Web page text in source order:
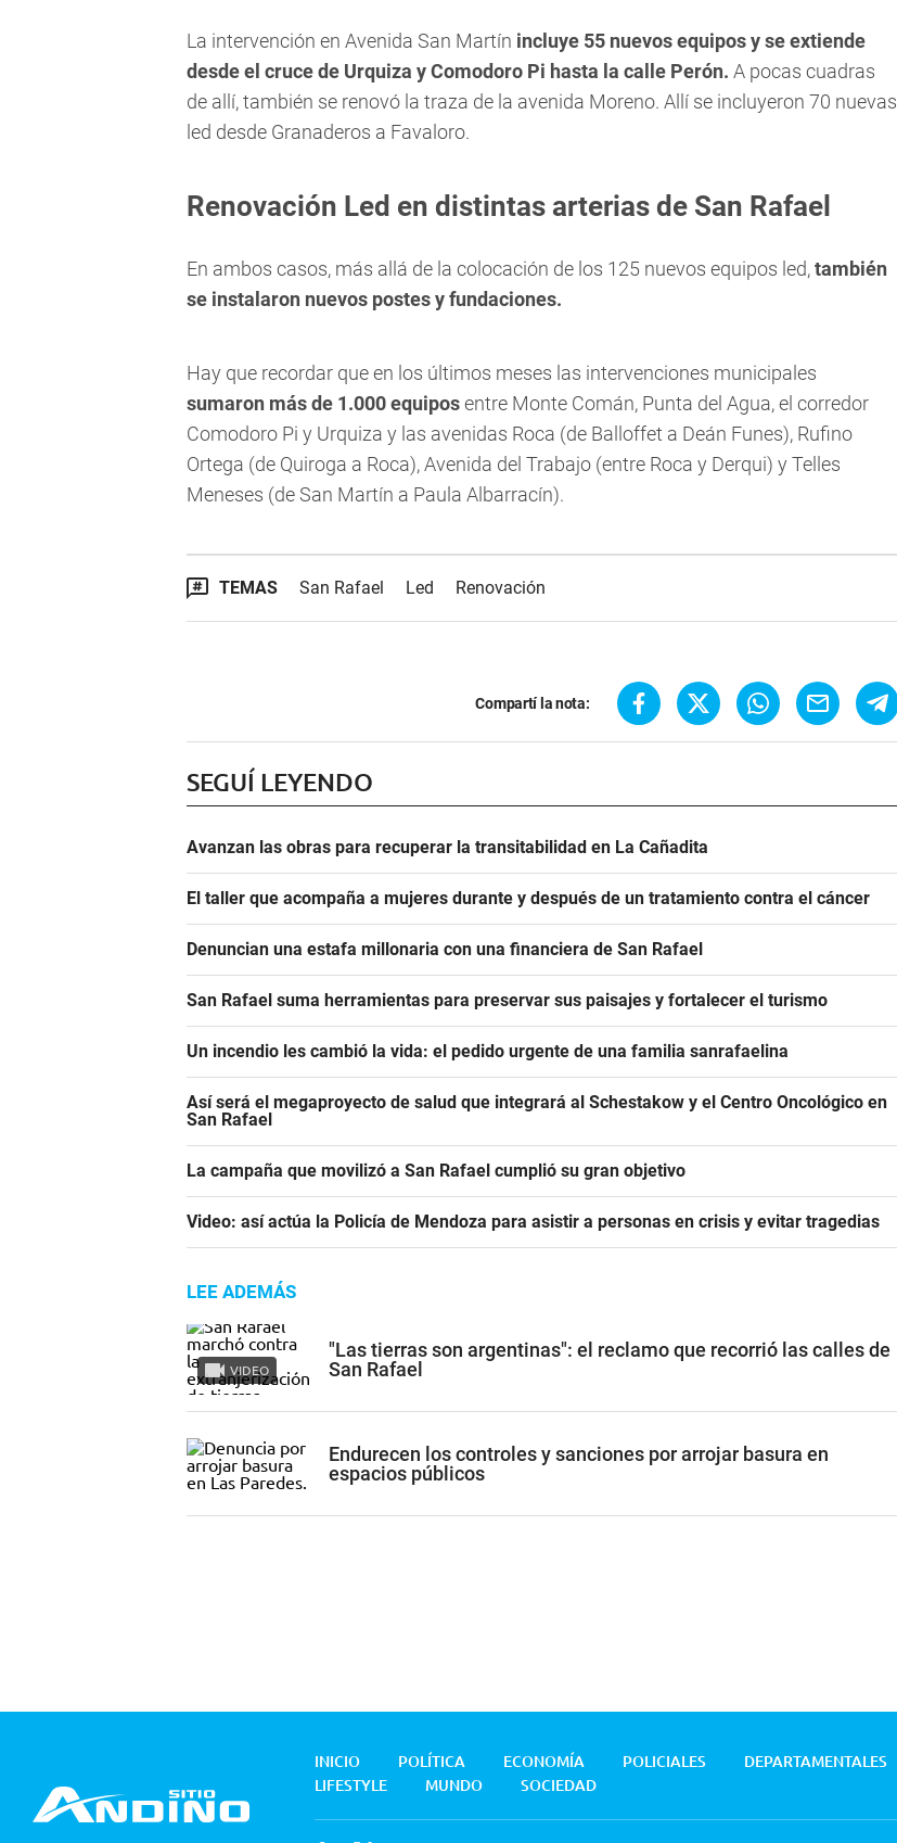
La intervención en Avenida San Martín incluye 55 nuevos equipos y se extiende
desde el cruce de Urquiza y Comodoro Pi hasta la calle Perón. A pocas cuadras
de allí, también se renovó la traza de la avenida Moreno. Allí se incluyeron 70 nuevas
led desde Granaderos a Favaloro.
Renovación Led en distintas arterias de San Rafael
En ambos casos, más allá de la colocación de los 125 nuevos equipos led,también
se instalaron nuevos postes y fundaciones.
Hay que recordar que en los últimos meses las intervenciones municipales
sumaron más de 1.000 equiposentre Monte Comán, Punta del Agua, el corredor
Comodoro Pi y Urquiza y las avenidas Roca (de Balloffet a Deán Funes), Rufino
Ortega (de Quiroga a Roca), Avenida del Trabajo (entre Roca y Derqui) y Telles
Meneses (de San Martín a Paula Albarracín).
TEMAS San Rafael Led Renovación
Compartí la nota:
SEGUÍ LEYENDO
Avanzan las obras para recuperar la transitabilidad en La Cañadita
El taller que acompaña a mujeres durante y después de un tratamiento contra el cáncer
Denuncian una estafa millonaria con una financiera de San Rafael
San Rafael suma herramientas para preservar sus paisajes y fortalecer el turismo
Un incendio les cambió la vida: el pedido urgente de una familia sanrafaelina
Así será el megaproyecto de salud que integrará al Schestakow y el Centro Oncológico en
San Rafael
La campaña que movilizó a San Rafael cumplió su gran objetivo
Video: así actúa la Policía de Mendoza para asistir a personas en crisis y evitar tragedias
LEE ADEMÁS
VIDEO
"Las tierras son argentinas": el reclamo que recorrió las calles de
San Rafael
Endurecen los controles y sanciones por arrojar basura en
espacios públicos
INICIO POLÍTICA ECONOMÍA POLICIALES DEPARTAMENTALES
LIFESTYLE
MUNDO SOCIEDAD